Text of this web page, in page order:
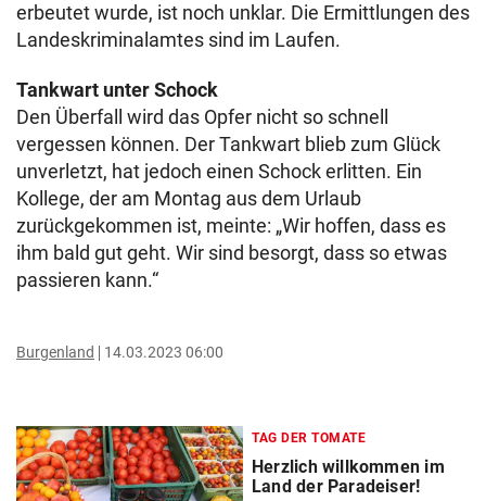
erbeutet wurde, ist noch unklar. Die Ermittlungen des
Landeskriminalamtes sind im Laufen.
Tankwart unter Schock
Den Überfall wird das Opfer nicht so schnell
vergessen können. Der Tankwart blieb zum Glück
unverletzt, hat jedoch einen Schock erlitten. Ein
Kollege, der am Montag aus dem Urlaub
zurückgekommen ist, meinte: „Wir hoffen, dass es
ihm bald gut geht. Wir sind besorgt, dass so etwas
passieren kann.“
Burgenland 14.03.2023 06:00
TAG DER TOMATE
Herzlich willkommen im
Land der Paradeiser!